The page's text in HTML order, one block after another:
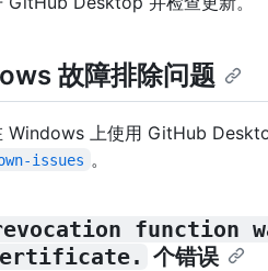
故障排除问题
Windows 上使用 GitHub
issues 。
function
个错误